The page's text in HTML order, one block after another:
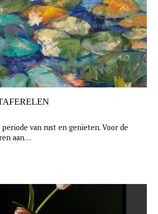
periode van rust en genieten. Voor de
aan…